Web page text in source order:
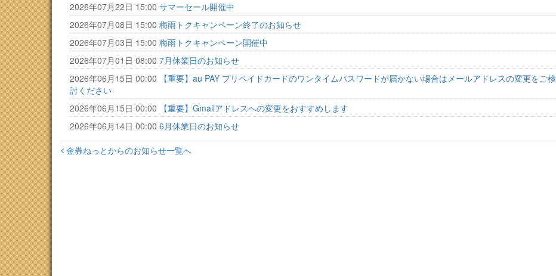
2026年07月22日 15:00 サマーセール開催中
2026年07月08日 15:00 梅雨トクキャンペーン終了のお知らせ
2026年07月03日 15:00 梅雨トクキャンペーン開催中
2026年07月01日 08:00 7月休業日のお知らせ
2026年06月15日 00:00
【重要】au PAY プリペイドカードのワンタイムパスワードが届かない場合はメールアドレスの変更をご検
討ください
2026年06月15日 00:00
【重要】Gmailアドレスへの変更をおすすめします
2026年06月14日 00:00 6月休業日のお知らせ
金券ねっとからのお知らせ一覧へ